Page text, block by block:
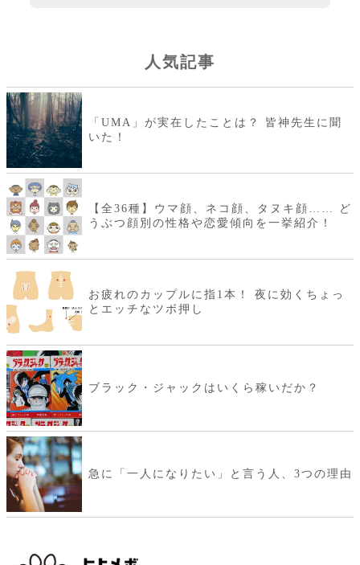
人気記事
「UMA」が実在したことは？ 皆神先生に聞
いた！
【全36種】ウマ顔、ネコ顔、タヌキ顔…… ど
うぶつ顔別の性格や恋愛傾向を一挙紹介！
お疲れのカップルに指1本！ 夜に効くちょっ
とエッチなツボ押し
ブラック・ジャックはいくら稼いだか？
急に「一人になりたい」と言う人、3つの理由